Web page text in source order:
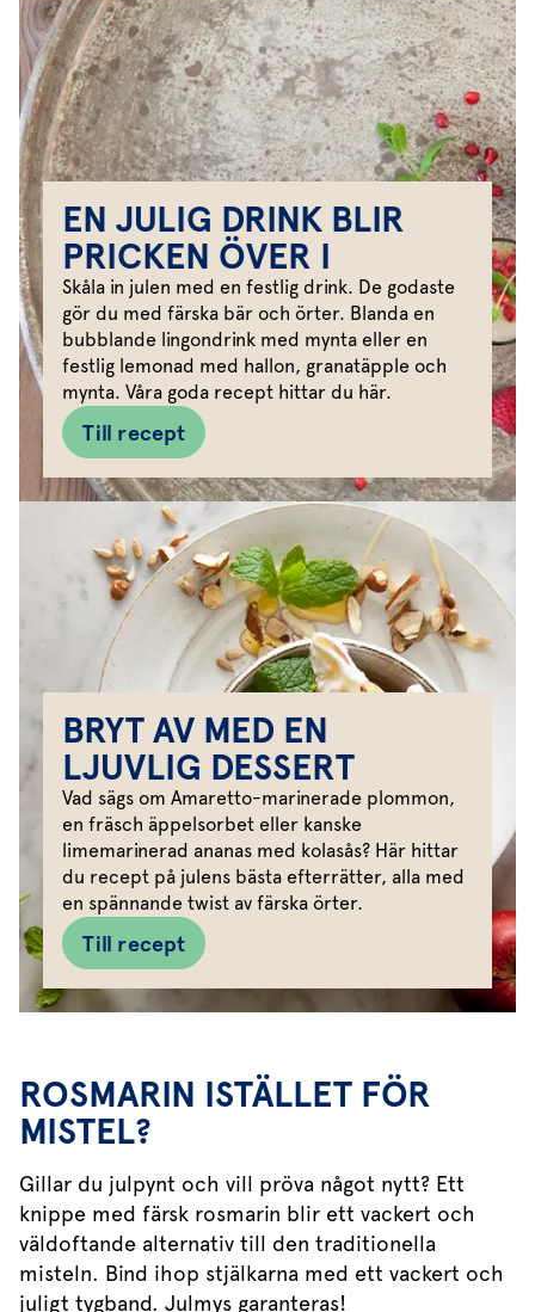
rödbetsallad är något extra med smak av tomat
och basilika, och våra spännande såser sätter en
härlig touch och smak på maten. En fräsch sallad
med apelsin, granatäpple eller fikon, sätter färg
och smak och blir pricken över i:et på julbordet.
En riktigt God Jul önskar vi på Svegro
EN JULIG DRINK BLIR
PRICKEN ÖVER I
Skåla in julen med en festlig drink. De godaste
gör du med färska bär och örter. Blanda en
bubblande lingondrink med mynta eller en
festlig lemonad med hallon, granatäpple och
mynta. Våra goda recept hittar du här.
Till recept
BRYT AV MED EN
LJUVLIG DESSERT
Vad sägs om Amaretto-marinerade plommon,
en fräsch äppelsorbet eller kanske
limemarinerad ananas med kolasås? Här hittar
du recept på julens bästa efterrätter, alla med
en spännande twist av färska örter.
Till recept
ROSMARIN ISTÄLLET FÖR
MISTEL?
Gillar du julpynt och vill pröva något nytt? Ett
knippe med färsk rosmarin blir ett vackert och
väldoftande alternativ till den traditionella
misteln. Bind ihop stjälkarna med ett vackert och
juligt tygband. Julmys garanteras!